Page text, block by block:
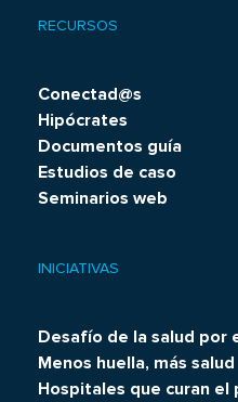
RECURSOS
Conectad@s
Hipócrates
Documentos guía
Estudios de caso
Seminarios web
INICIATIVAS
Desafío de la salud por
Menos huella, más salud
Hospitales que curan el